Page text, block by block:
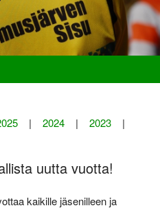
| 2024 | 2023
|
uutta vuotta!
kaikille jäsenilleen ja